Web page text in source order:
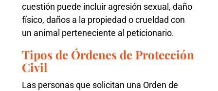
cuestión puede incluir agresión sexual, daño
físico, daños a la propiedad o crueldad con
un animal perteneciente al peticionario.
Tipos de Órdenes de Protección
Civil
Las personas que solicitan una Orden de